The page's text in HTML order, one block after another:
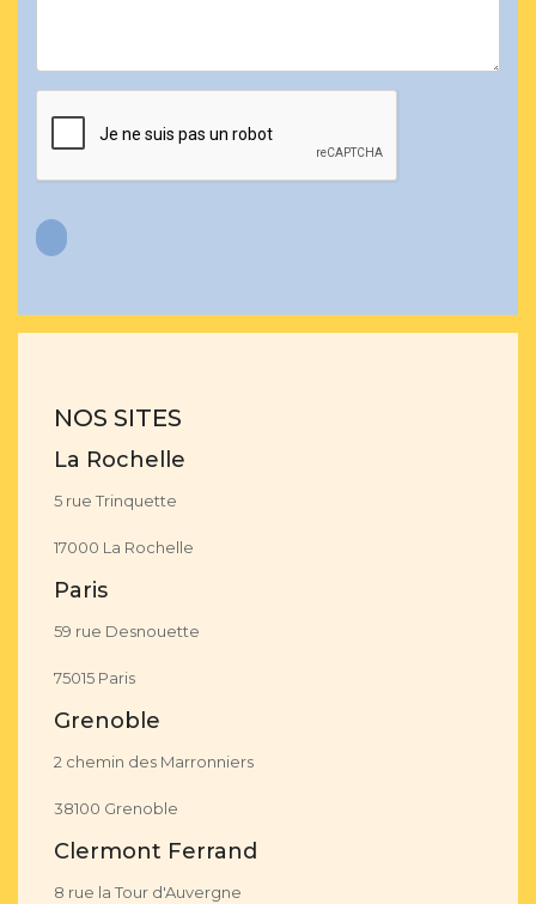
NOS SITES
La Rochelle
5 rue Trinquette
17000 La Rochelle
Paris
59 rue Desnouette
75015 Paris
Grenoble
2 chemin des Marronniers
38100 Grenoble
Clermont Ferrand
8 rue la Tour d'Auvergne